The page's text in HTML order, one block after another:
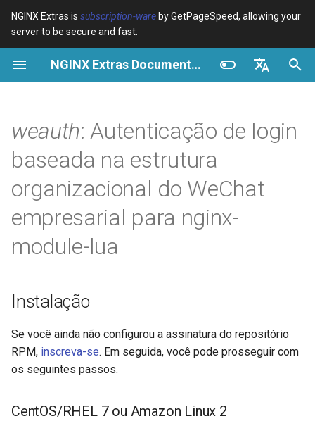
NGINX Extras is subscription-ware by GetPageSpeed, allowing your
server to be secure and fast.
NGINX Extras Documentation
Español
Français
Русский
I
n
i
z
o
b
device-type Variables
Examples
Troubleshooting
Related
geoip2
Directives
Examples
Troubleshooting
Related
pagespeed
Get started
Production operations
Filter reference
Release and security
abuse-guard
access-control
acme
ajp
array-var
CentOS/RHEL 7 ou Amazon
CentOS/RHEL 8+, Fedora
Linux, Amazon Linux 2023
Configuração
Módulos Dependentes
Projetos Relacionados
Autor
VPS/Dedicated - FastCGI
Cache
cPanel EA4 - Proxy Cache
Desempenho
Segurança
RHEL/CentOS
NGINX-MOD - NGINX
aprimorado com HTTP/3,
HPACK e verificações de
saúde para RHEL
Servidor Web Tengine -
de Controle Plesk - Pacotes
RPM
EA4 - Transforme ea-nginx
em uma Potência de
weauth: Autenticação de login
baseada na estrutura
organizacional do WeChat
empresarial para nginx-
module-lua
Instalação
Se você ainda não configurou a assinatura do repositório
RPM, inscreva-se. Em seguida, você pode prosseguir com
os seguintes passos.
CentOS/RHEL7 ou Amazon Linux 2